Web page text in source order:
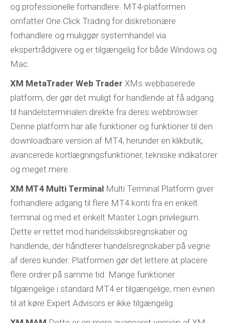
og professionelle forhandlere. MT4-platformen
omfatter One Click Trading for diskretionære
forhandlere og muliggør systemhandel via
ekspertrådgivere og er tilgængelig for både Windows og
Mac.
XM MetaTrader Web Trader XMs webbaserede
platform, der gør det muligt for handlende at få adgang
til handelsterminalen direkte fra deres webbrowser.
Denne platform har alle funktioner og funktioner til den
downloadbare version af MT4, herunder en klikbutik,
avancerede kortlægningsfunktioner, tekniske indikatorer
og meget mere.
XM MT4 Multi Terminal Multi Terminal Platform giver
forhandlere adgang til flere MT4 konti fra en enkelt
terminal og med et enkelt Master Login privilegium.
Dette er rettet mod handelsskibsregnskaber og
handlende, der håndterer handelsregnskaber på vegne
af deres kunder. Platformen gør det lettere at placere
flere ordrer på samme tid. Mange funktioner
tilgængelige i standard MT4 er tilgængelige, men evnen
til at køre Expert Advisors er ikke tilgængelig.